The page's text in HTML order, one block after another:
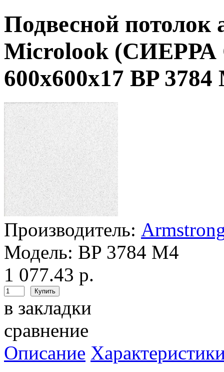
Подвесной потолок
Microlook
600x600x17 BP
Производитель:
Модель: BP 3784 M4
1 077.43 р.
в закладки
сравнение
Описание